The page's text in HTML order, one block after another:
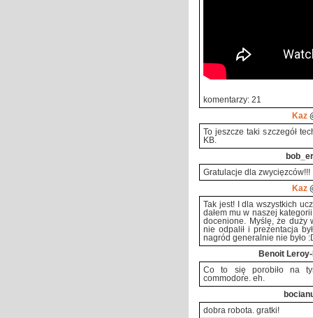
komentarzy: 21
Kaz
To jeszcze taki szczegół
KB.
bob_er
Gratulacje dla zwycięzców!!!
Kaz
Tak jest! I dla wszystkich
dałem mu w naszej
docenione. Myślę, że duży
nie odpalił i prezentacja
nagród generalnie nie było
Benoit
Co to się porobiło na
commodore. eh.
dobra robota. gratki!